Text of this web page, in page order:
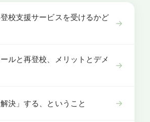
校支援サービスを受けるかど
→
ルと再登校、メリットとデメ
→
決」する、ということ →